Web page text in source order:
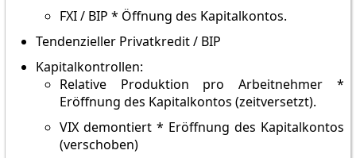
FXI / BIP * Öffnung des Kapitalkontos.
Tendenzieller Privatkredit / BIP
Kapitalkontrollen:
Relative Produktion pro Arbeitnehmer *
Eröffnung des Kapitalkontos (zeitversetzt).
VIX demontiert * Eröffnung des Kapitalkontos
(verschoben)